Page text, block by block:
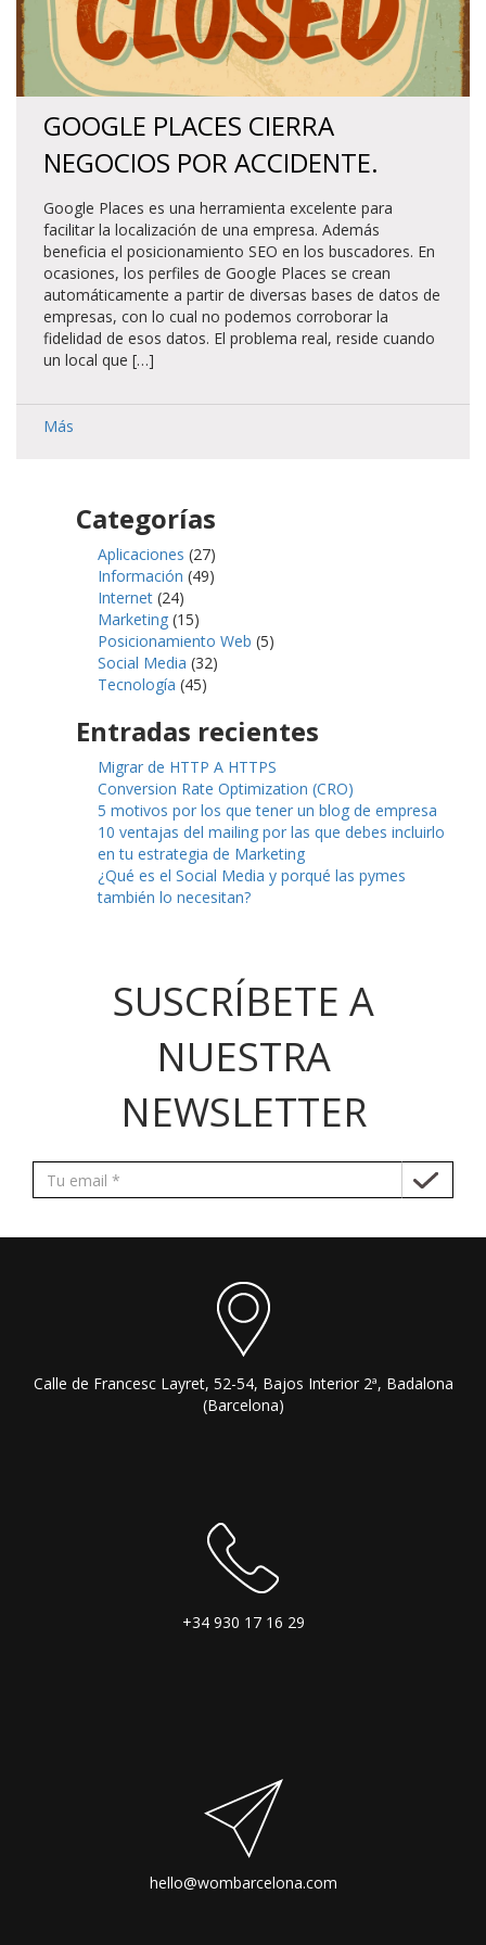
GOOGLE PLACES CIERRA
NEGOCIOS POR ACCIDENTE.
Google Places es una herramienta excelente para
facilitar la localización de una empresa. Además
beneficia el posicionamiento SEO en los buscadores. En
ocasiones, los perfiles de Google Places se crean
automáticamente a partir de diversas bases de datos de
empresas, con lo cual no podemos corroborar la
fidelidad de esos datos. El problema real, reside cuando
un local que […]
Más
Categorías
Aplicaciones (27)
Información (49)
Internet (24)
Marketing (15)
Posicionamiento Web (5)
Social Media (32)
Tecnología (45)
Entradas recientes
Migrar de HTTP A HTTPS
Conversion Rate Optimization (CRO)
5 motivos por los que tener un blog de empresa
10 ventajas del mailing por las que debes incluirlo
en tu estrategia de Marketing
¿Qué es el Social Media y porqué las pymes
también lo necesitan?
SUSCRÍBETE A
NUESTRA
NEWSLETTER
Calle de Francesc Layret, 52-54, Bajos Interior 2ª, Badalona
(Barcelona)
+34 930 17 16 29
hello@wombarcelona.com